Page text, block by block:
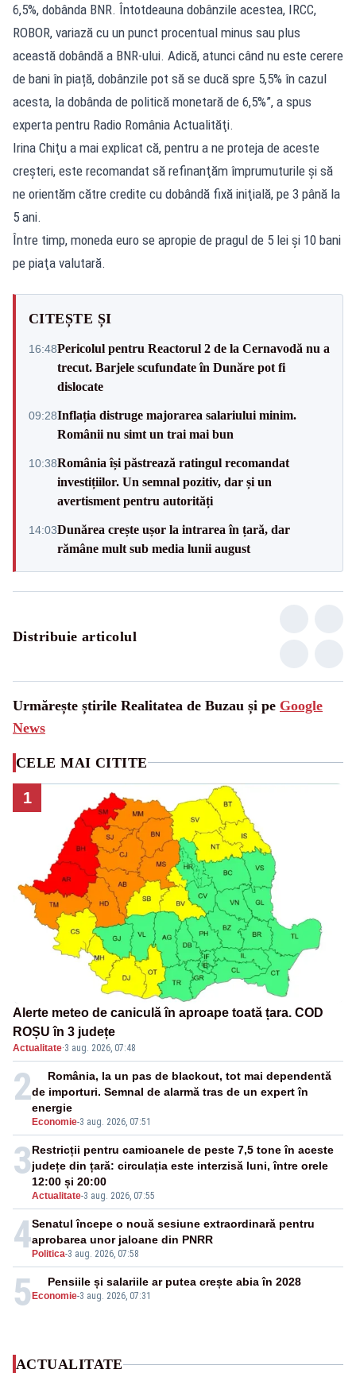
6,5%, dobânda BNR. Întotdeauna dobânzile acestea, IRCC,
ROBOR, variază cu un punct procentual minus sau plus
această dobândă a BNR-ului. Adică, atunci când nu este cerere
de bani în piață, dobânzile pot să se ducă spre 5,5% în cazul
acesta, la dobânda de politică monetară de 6,5%”, a spus
experta pentru Radio România Actualităţi.
Irina Chiţu a mai explicat că, pentru a ne proteja de aceste
creşteri, este recomandat să refinanţăm împrumuturile şi să
ne orientăm către credite cu dobândă fixă iniţială, pe 3 până la
5 ani.
Între timp, moneda euro se apropie de pragul de 5 lei şi 10 bani
pe piaţa valutară.
CITEȘTE ȘI
16:48Pericolul pentru Reactorul 2 de la Cernavodă nu a
trecut. Barjele scufundate în Dunăre pot fi
dislocate
09:28Inflația distruge majorarea salariului minim.
Românii nu simt un trai mai bun
10:38România își păstrează ratingul recomandat
investițiilor. Un semnal pozitiv, dar și un
avertisment pentru autorități
14:03Dunărea crește ușor la intrarea în țară, dar
rămâne mult sub media lunii august
Distribuie articolul
Urmărește știrile Realitatea de Buzau și pe Google
News
CELE MAI CITITE
1
Alerte meteo de caniculă în aproape toată țara. COD
ROȘU în 3 județe
Actualitate·3 aug. 2026, 07:48
2
Economie-3 aug. 2026, 07:51
România, la un pas de blackout, tot mai dependentă
de importuri. Semnal de alarmă tras de un expert în
energie
3
Actualitate-3 aug. 2026, 07:55
Restricții pentru camioanele de peste 7,5 tone în aceste
județe din țară: circulația este interzisă luni, între orele
12:00 și 20:00
4 Politica-3 aug. 2026, 07:58
Senatul începe o nouă sesiune extraordinară pentru
aprobarea unor jaloane din PNRR
5 Economie-3 aug. 2026, 07:31
Pensiile și salariile ar putea crește abia în 2028
ACTUALITATE